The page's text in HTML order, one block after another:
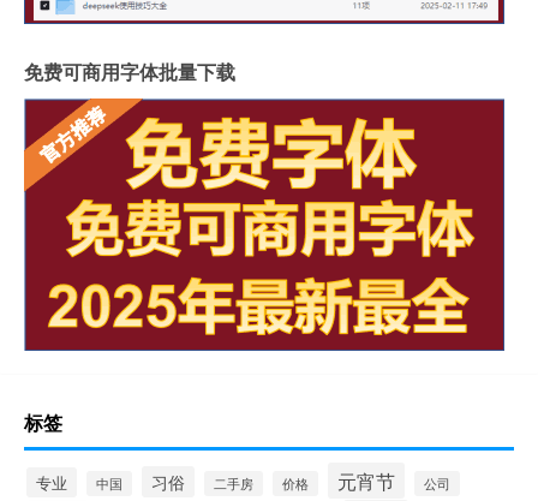
免费可商用字体批量下载
标签
专业 中国 习俗 二手房 价格 元宵节 公司